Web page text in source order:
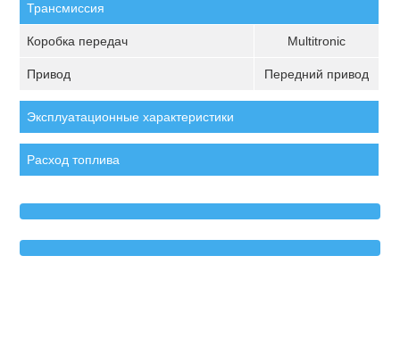
Трансмиссия
Коробка передач Multitronic
Привод Передний привод
Эксплуатационные характеристики
Расход топлива